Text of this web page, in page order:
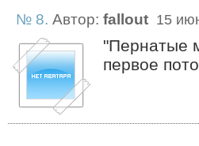
№ 8. Автор: fallout 15
"Пернатые
первое